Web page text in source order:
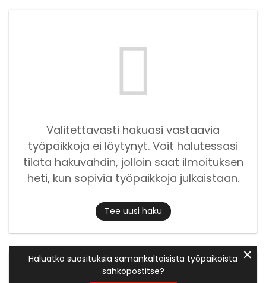
Valitettavasti hakuasi vastaavia
työpaikkoja ei löytynyt. Voit halutessasi
tilata hakuvahdin, jolloin saat ilmoituksen
heti, kun sopivia työpaikkoja julkaistaan.
Tee uusi haku
Haluatko suosituksia samankaltaisista työpaikoista
sähköpostitse?
✕